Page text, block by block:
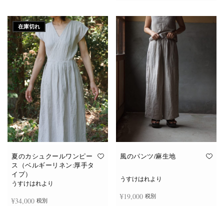
ら
選
択
で
き
ま
す
ら
選
択
で
き
ま
す
在庫切れ
夏のカシュクールワンピー
ス（ベルギーリネン:厚手タ
イプ）
うすけはれより
¥34,000 税別
風のパンツ/麻生地
うすけはれより
¥19,000 税別